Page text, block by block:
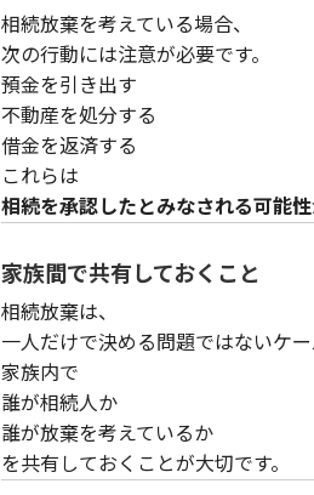
相続放棄を考えている場合、
次の行動には注意が必要です。
預金を引き出す
不動産を処分する
借金を返済する
これらは
相続を承認したとみなされる可能性
家族間で共有しておくこと
相続放棄は、
一人だけで決める問題ではないケー
家族内で
誰が相続人か
誰が放棄を考えているか
を共有しておくことが大切です。